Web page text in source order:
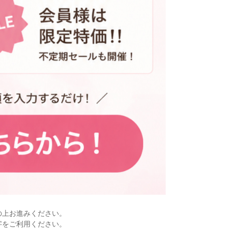
お進みください。
ご利用ください。